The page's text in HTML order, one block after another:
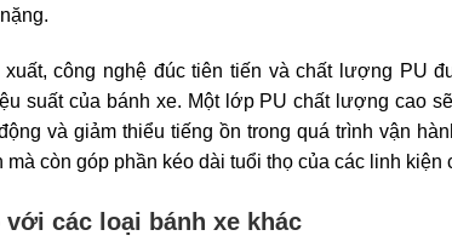
công nghệ đúc tiên tiến và chất lượng PU
suất của bánh xe. Một lớp PU chất lượng cao
và giảm thiểu tiếng ồn trong quá trình vận
còn góp phần kéo dài tuổi thọ của các linh kiện
các loại bánh xe khác